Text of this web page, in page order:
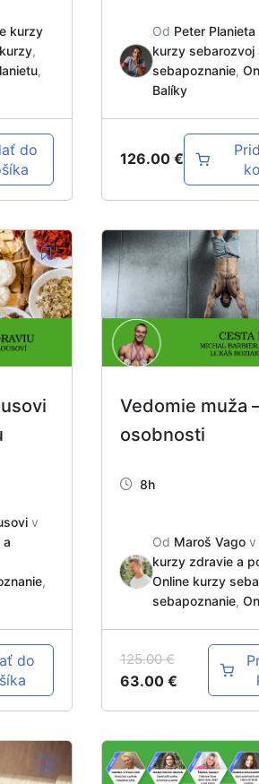
kurzy
,
,
do
Od Peter Planieta
kurzy sebarozvoj
sebapoznanie,
Balíky
126.00 €
v
a
,
do
Vedomie muža
osobnosti
8h
Od Maroš Vagov
kurzy zdravie a
Online kurzy
sebapoznanie,
125.00€
63.00 €